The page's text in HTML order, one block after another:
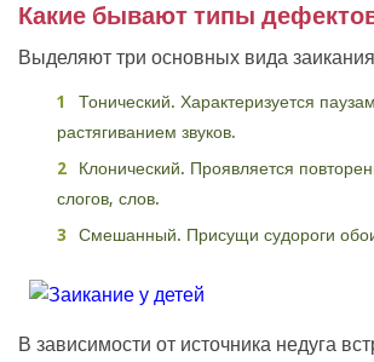
Какие бывают типы
Выделяют три основных вида
Тонический. Характеризуется
растягиванием звуков.
Клонический. Проявляется
слогов, слов.
Смешанный. Присущи судороги
В зависимости от источника недуга